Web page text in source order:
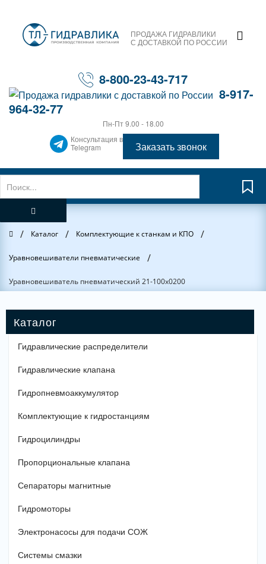
ПРОДАЖА ГИДРАВЛИКИ
С ДОСТАВКОЙ ПО РОССИИ
8-800-23-43-717
8-917-
964-32-77
Пн-Пт 9.00 - 18.00
Консультация в
Telegram
Заказать звонок
Главная
/ Каталог / Комплектующие к станкам и КПО /
Уравновешиватели пневматические /
Уравновешиватель пневматический 21-100х0200
Гидравлические распределители
Гидравлические клапана
Гидропневмоаккумулятор
Комплектующие к гидростанциям
Гидроцилиндры
Пропорциональные клапана
Сепараторы магнитные
Гидромоторы
Электронасосы для подачи СОЖ
Системы смазки